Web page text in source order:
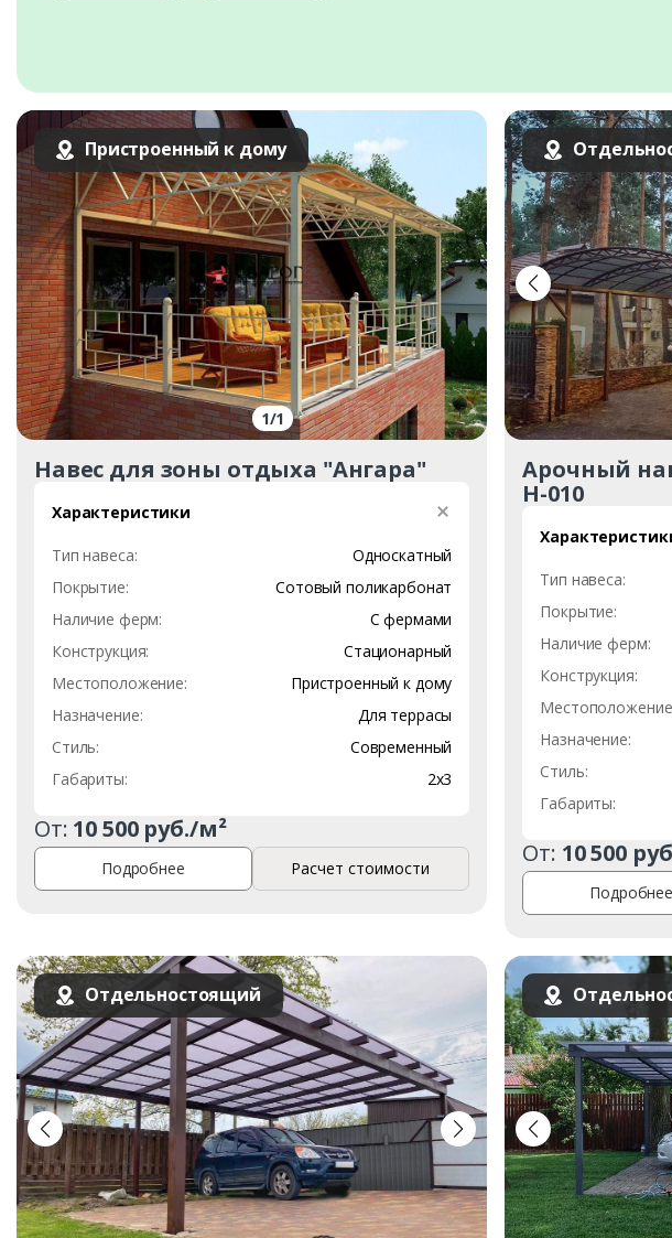
Пристроенный к дому
1/1
Навес для зоны отдыха "Ангара"
Характеристики
Тип навеса:
Односкатный
Покрытие:
Сотовый поликарбонат
Наличие ферм:
С фермами
Конструкция:
Стационарный
Местоположение:
Пристроенный к дому
Назначение:
Для террасы
Стиль:
Современный
Габариты:
2х3
От: 10 500 руб./м²
Подробнее Расчет стоимости
Арочный
Н-010
Тип навеса:
Покрытие:
Наличие ферм:
Конструкция:
Назначение:
Стиль:
Габариты:
От: 10 500
Подробнее
Отдельностоящий